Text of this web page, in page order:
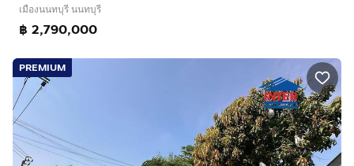
เมืองนนทบุรี นนทบุรี
฿ 2,790,000
PREMIUM